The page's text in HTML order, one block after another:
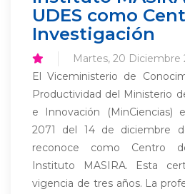
UDES como
Investigación
Martes, 20 Diciembre
El Viceministerio de
Productividad del Ministerio
e Innovación (MinCiencias)
2071 del 14 de diciembre
reconoce como Centro
Instituto MASIRA. Esta
vigencia de tres años. La